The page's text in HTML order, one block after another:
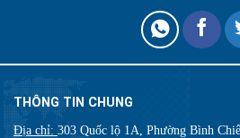
THÔNG TIN CHUNG
Địa chỉ: 303 Quốc lộ 1A, Phường Bình